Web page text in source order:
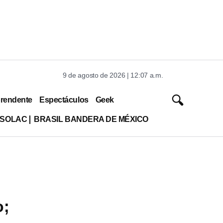
9 de agosto de 2026 | 12:07 a.m.
Espectáculos Geek
BRASIL BANDERA DE MÉXICO